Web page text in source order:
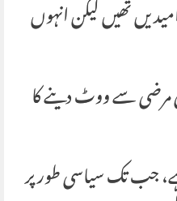
تھیں لیکن انہوں
سے ووٹ دینے کا
جب تک سیاسی طور پر